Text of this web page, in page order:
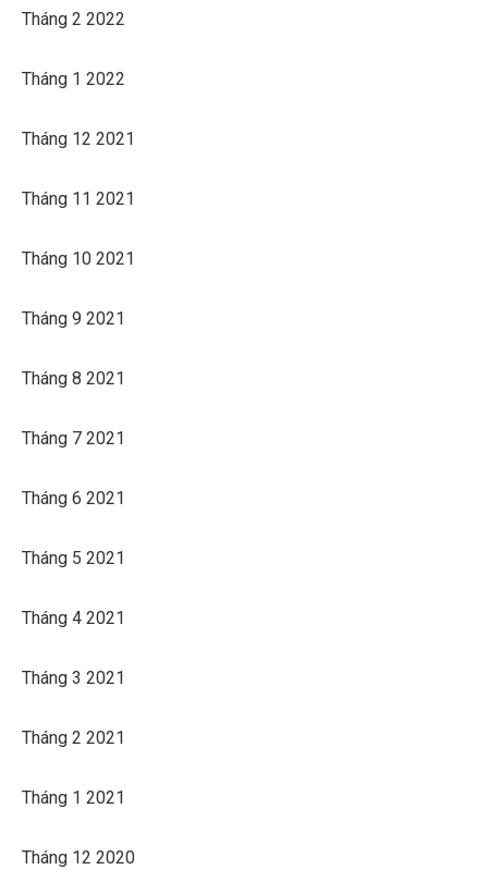
Tháng 2 2022
Tháng 1 2022
Tháng 12 2021
Tháng 11 2021
Tháng 10 2021
Tháng 9 2021
Tháng 8 2021
Tháng 7 2021
Tháng 6 2021
Tháng 5 2021
Tháng 4 2021
Tháng 3 2021
Tháng 2 2021
Tháng 1 2021
Tháng 12 2020